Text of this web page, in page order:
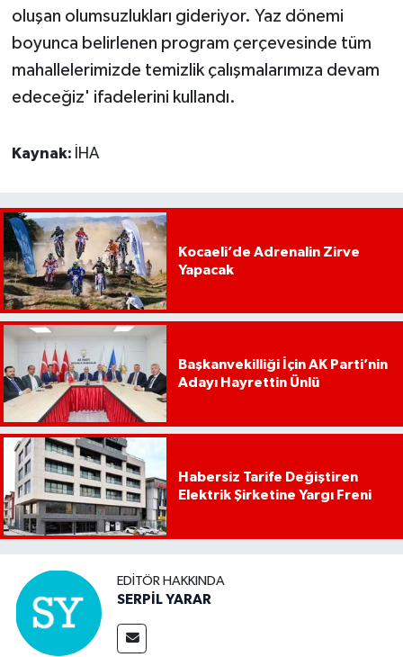
oluşan olumsuzlukları gideriyor. Yaz dönemi
boyunca belirlenen program çerçevesinde tüm
mahallelerimizde temizlik çalışmalarımıza devam
edeceğiz' ifadelerini kullandı.
Kaynak: İHA
Kocaeli’de Adrenalin Zirve
Yapacak
Başkanvekilliği İçin AK Parti’nin
Adayı Hayrettin Ünlü
Habersiz Tarife Değiştiren
Elektrik Şirketine Yargı Freni
EDITÖR HAKKINDA
SERPİL YARAR